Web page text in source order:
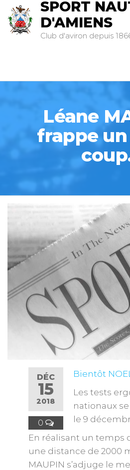
SPORT
D'AMIENS
Club d'aviron depuis
Léane
frappe
DÉC
15
2018
0
Bientôt NOEL
Les tests
nationaux
le 9
En réalisant un temps
une distance de 2000
MAUPIN s’adjuge le